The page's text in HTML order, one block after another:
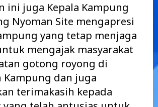
ini juga Kepala Kampung
Nyoman Site mengapresi
yang tetap menjaga
mengajak masyarakat
gotong royong di
dan juga
terimakasih kepada